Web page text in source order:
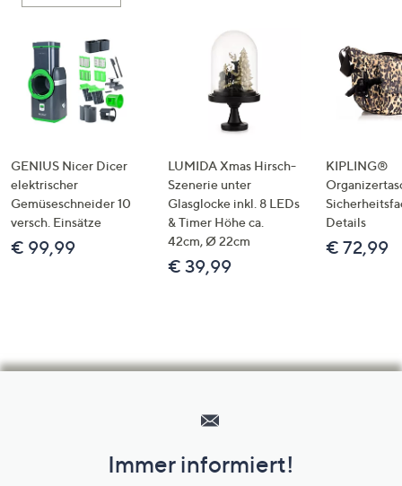
GENIUS Nicer Dicer
elektrischer
Gemüseschneider 10
versch. Einsätze
€ 99,99
LUMIDA Xmas Hirsch-
Szenerie unter
Glasglocke inkl. 8 LEDs
& Timer Höhe ca.
42cm, Ø 22cm
€ 39,99
KIPLING®
Details
€ 72,99
Unternehmensinformationen
Immer informiert!